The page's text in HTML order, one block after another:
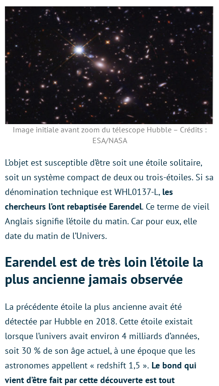
Image initiale avant zoom du télescope Hubble – Crédits :
ESA/NASA
L’objet est susceptible d’être soit une étoile solitaire,
soit un système compact de deux ou trois-étoiles. Si sa
dénomination technique est WHL0137-L, les
chercheurs l’ont rebaptisée Earendel. Ce terme de vieil
Anglais signifie l’étoile du matin. Car pour eux, elle
date du matin de l’Univers.
Earendel est de très loin l’étoile la
plus ancienne jamais observée
La précédente étoile la plus ancienne avait été
détectée par Hubble en 2018. Cette étoile existait
lorsque l’univers avait environ 4 milliards d’années,
soit 30 % de son âge actuel, à une époque que les
astronomes appellent « redshift 1,5 ». Le bond qui
vient d’être fait par cette découverte est tout